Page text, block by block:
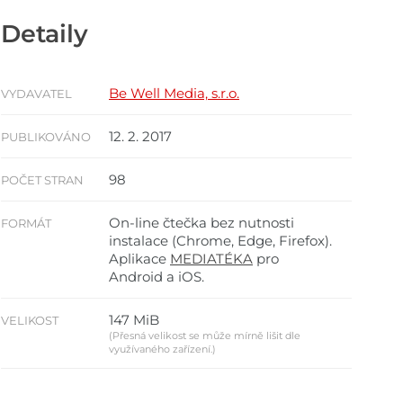
Detaily
VYDAVATEL Be Well Media, s.r.o.
PUBLIKOVÁNO 12. 2. 2017
POČET STRAN 98
FORMÁT
On-line čtečka bez nutnosti
instalace (Chrome, Edge, Firefox).
Aplikace MEDIATÉKA pro
Android a iOS.
VELIKOST 147 MiB
(Přesná velikost se může mírně lišit dle
využívaného zařízení.)